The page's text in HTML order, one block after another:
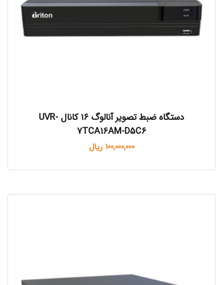
دستگاه ضبط تصویر آنالوگ ۱۶ کانال UVR-
7TCA16AM-D5C6
100,000,000 ریال